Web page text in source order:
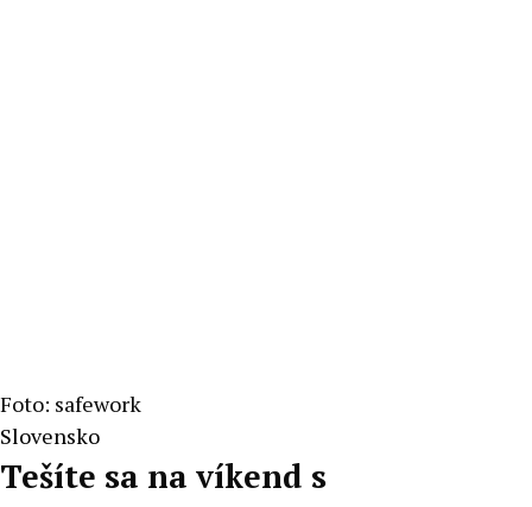
Foto: safework
Slovensko
Tešíte sa na víkend s